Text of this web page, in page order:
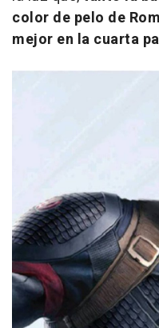
color de pelo de
mejor en la cuarta